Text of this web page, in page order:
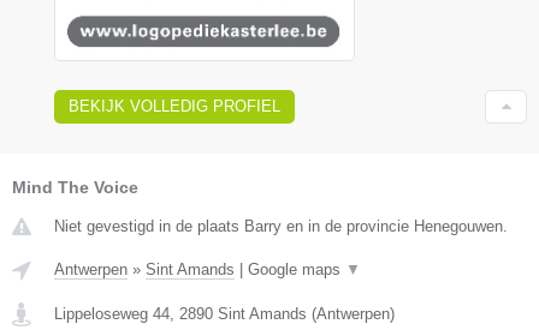
BEKIJK VOLLEDIG PROFIEL
Mind The Voice
Niet gevestigd in de plaats Barry en in de provincie Henegouwen.
Antwerpen » Sint Amands Google maps ▼
Lippeloseweg 44, 2890 Sint Amands (Antwerpen)